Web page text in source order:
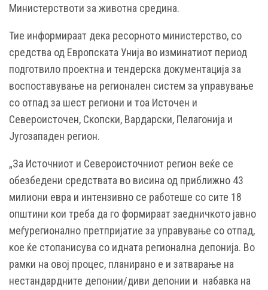
Министерствоти за животна средина.
Тие информираат дека ресорното министерство, со
средства од Европската Унија во изминатиот период
подготвило проектна и тендерска документација за
воспоставување на регионален систем за управување
со отпад за шест региони и тоа Источен и
Североисточен, Скопски, Вардарски, Пелагонија и
Југозападен регион.
„За Источниот и Североисточниот регион веќе се
обезбедени средствата во висина од приближно 43
милиони евра и интензивно се работеше со сите 18
општини кои треба да го формираат заедничкото јавно
меѓурегионално претпријатие за управување со отпад,
кое ќе стопанисува со идната регионална депонија. Во
рамки на овој процес, планирано е и затварање на
нестандардните депонии/диви депонии и набавка на